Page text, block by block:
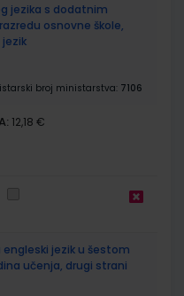
jezika s dodatnim
osnovne škole,
broj ministarstva: 7106
12,18 €
engleski jezik u šestom
učenja, drugi strani